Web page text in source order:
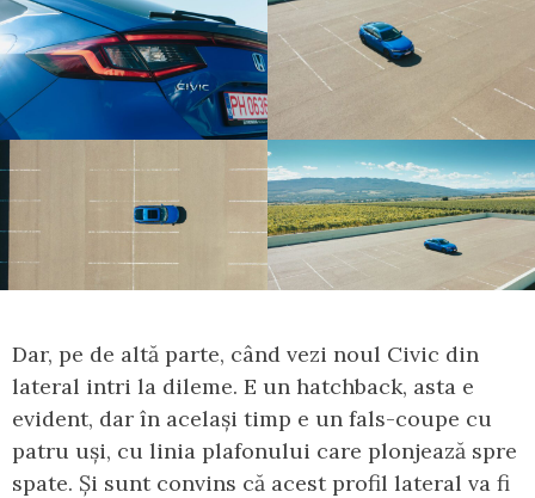
Dar, pe de altă parte, când vezi noul Civic din
lateral intri la dileme. E un hatchback, asta e
evident, dar în același timp e un fals-coupe cu
patru uși, cu linia plafonului care plonjează spre
spate. Și sunt convins că acest profil lateral va fi